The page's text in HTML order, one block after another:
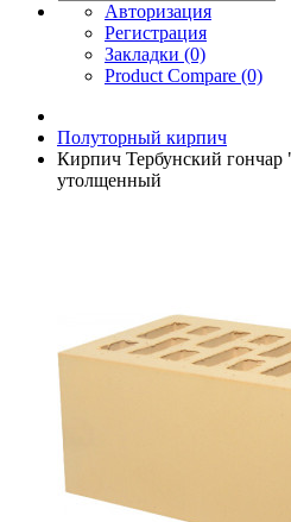
Авторизация
Регистрация
Закладки (0)
Product Compare (0)
Полуторный кирпич
Кирпич Тербунский гончар
утолщенный